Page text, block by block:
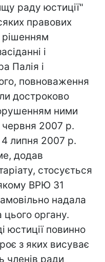
раду юстиції"
правових
рішенням
і
Палія і
повноваження
достроково
ними
червня 2007 р.
4 липня 2007 р.
додав
стосується
ВРЮ 31
надала
органу.
юстиції повинно
з яких висуває
членів ради